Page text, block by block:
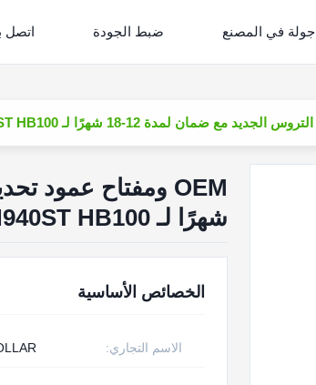
جولة في المصنع ضبط الجودة اتصل
شهرًا لـ H940S H940ST HB100
الخصائص الأساسية
الاسم التجاري: